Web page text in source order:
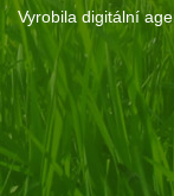
Vyrobila digitální